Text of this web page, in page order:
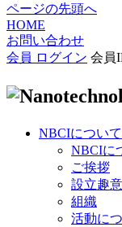
ページの先頭へ
HOME
お問い合わせ
会員 ログイン 会員
NBCIについて
NBCIに
ご挨拶
設立趣
組織
活動に